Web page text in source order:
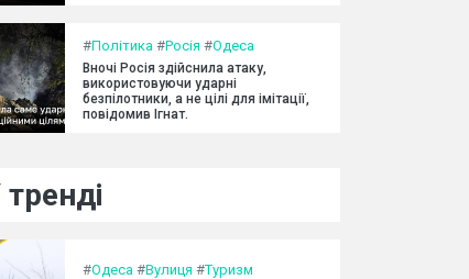
#Політика #Росія #Одеса
Вночі Росія здійснила атаку,
використовуючи ударні
безпілотники, а не цілі для імітації,
повідомив Ігнат.
#Одеса #Вулиця #Туризм